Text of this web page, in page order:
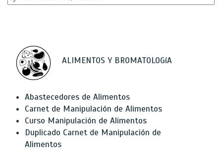
ALIMENTOS Y BROMATOLOGíA
Abastecedores de Alimentos
Carnet de Manipulación de Alimentos
Curso Manipulación de Alimentos
Duplicado Carnet de Manipulación de
Alimentos